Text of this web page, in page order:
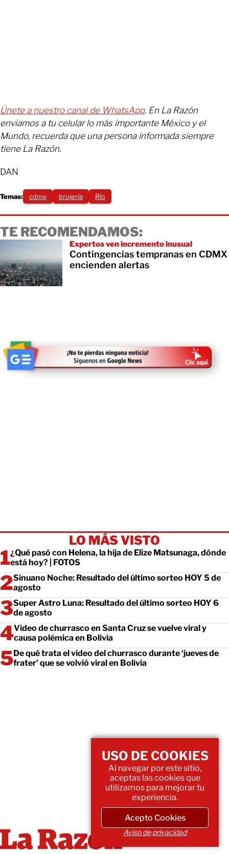
Únete a nuestro canal de WhatsApp. En La Razón
enviamos a tu celular lo más importante México y el
Mundo, recuerda que una persona informada siempre
tiene La Razón.
DAN
Temas: cdmx brujería Río
TE RECOMENDAMOS:
Expertos ven incremento inusual
Contingencias tempranas en CDMX
encienden alertas
LO MÁS VISTO
¿Qué pasó con Helena, la hija de Elize Matsunaga, dónde
está hoy? | FOTOS
Sinuano Noche: Resultado del último sorteo HOY 5 de
agosto
Super Astro Luna: Resultado del último sorteo HOY 6
de agosto
Video de churrasco en Santa Cruz se vuelve viral y
causa polémica en Bolivia
De qué trata el video del churrasco durante ‘jueves de
frater’ que se volvió viral en Bolivia
USO DE COOKIES
Al navegar por este sitio,
aceptas las cookies que
utilizamos para mejorar tu
experiencia.
Acepto Cookies
Aviso de privacidad